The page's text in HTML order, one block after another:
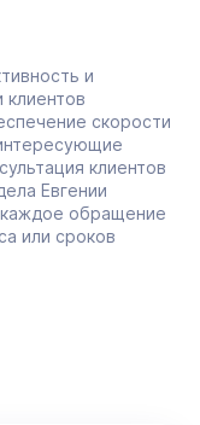
и
скорости
клиентов
Евгении
обращение
или сроков